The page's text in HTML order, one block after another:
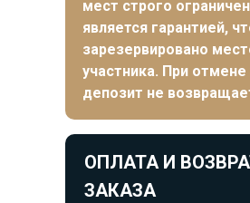
мест строго
является гарантией,
зарезервировано
участника. При отмене
депозит не
ОПЛАТА И
ЗАКАЗА